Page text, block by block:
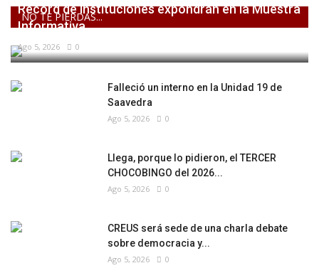
NO TE PIERDAS...
Récord de instituciones expondrán en la Muestra
Informativa...
Ago 5, 2026 0
Falleció un interno en la Unidad 19 de
Saavedra
Ago 5, 2026 0
Llega, porque lo pidieron, el TERCER
CHOCOBINGO del 2026...
Ago 5, 2026 0
CREUS será sede de una charla debate
sobre democracia y...
Ago 5, 2026 0